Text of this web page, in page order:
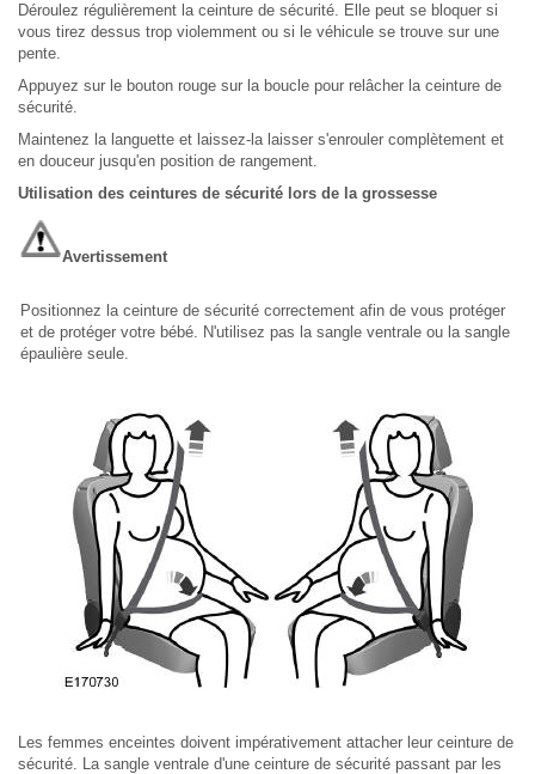
Déroulez régulièrement la ceinture de sécurité. Elle peut se bloquer si
vous tirez dessus trop violemment ou si le véhicule se trouve sur une
pente.
Appuyez sur le bouton rouge sur la boucle pour relâcher la ceinture de
sécurité.
Maintenez la languette et laissez-la laisser s'enrouler complètement et
en douceur jusqu'en position de rangement.
Utilisation des ceintures de sécurité lors de la grossesse
Avertissement
Positionnez la ceinture de sécurité correctement afin de vous protéger
et de protéger votre bébé. N'utilisez pas la sangle ventrale ou la sangle
épaulière seule.
Les femmes enceintes doivent impérativement attacher leur ceinture de
sécurité. La sangle ventrale d'une ceinture de sécurité passant par les